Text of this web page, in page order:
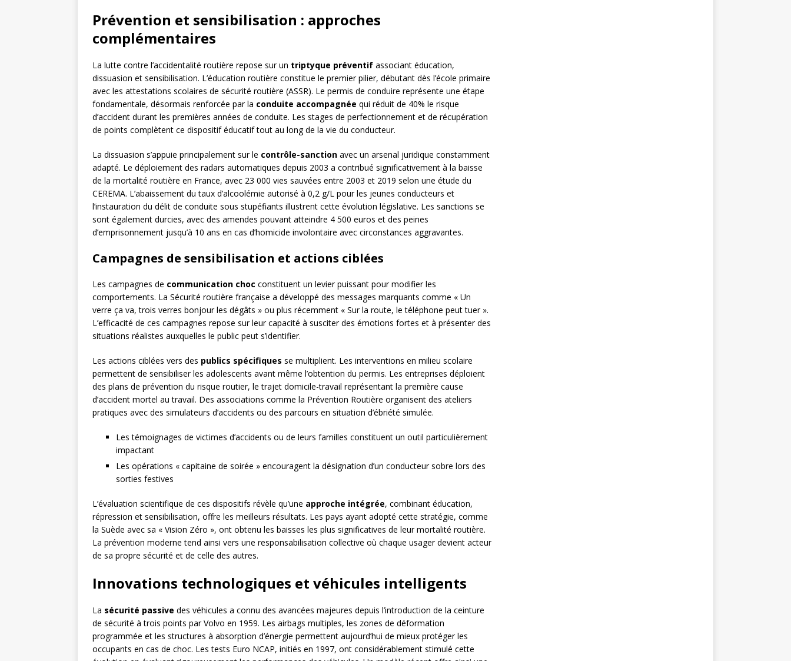
Prévention et sensibilisation : approches
complémentaires
La lutte contre l’accidentalité routière repose sur un triptyque préventif associant éducation,
dissuasion et sensibilisation. L’éducation routière constitue le premier pilier, débutant dès l’école primaire
avec les attestations scolaires de sécurité routière (ASSR). Le permis de conduire représente une étape
fondamentale, désormais renforcée par la conduite accompagnée qui réduit de 40% le risque
d’accident durant les premières années de conduite. Les stages de perfectionnement et de récupération
de points complètent ce dispositif éducatif tout au long de la vie du conducteur.
La dissuasion s’appuie principalement sur le contrôle-sanction avec un arsenal juridique constamment
adapté. Le déploiement des radars automatiques depuis 2003 a contribué significativement à la baisse
de la mortalité routière en France, avec 23 000 vies sauvées entre 2003 et 2019 selon une étude du
CEREMA. L’abaissement du taux d’alcoolémie autorisé à 0,2 g/L pour les jeunes conducteurs et
l’instauration du délit de conduite sous stupéfiants illustrent cette évolution législative. Les sanctions se
sont également durcies, avec des amendes pouvant atteindre 4 500 euros et des peines
d’emprisonnement jusqu’à 10 ans en cas d’homicide involontaire avec circonstances aggravantes.
Campagnes de sensibilisation et actions ciblées
Les campagnes de communication choc constituent un levier puissant pour modifier les
comportements. La Sécurité routière française a développé des messages marquants comme « Un
verre ça va, trois verres bonjour les dégâts » ou plus récemment « Sur la route, le téléphone peut tuer ».
L’efficacité de ces campagnes repose sur leur capacité à susciter des émotions fortes et à présenter des
situations réalistes auxquelles le public peut s’identifier.
Les actions ciblées vers des publics spécifiques se multiplient. Les interventions en milieu scolaire
permettent de sensibiliser les adolescents avant même l’obtention du permis. Les entreprises déploient
des plans de prévention du risque routier, le trajet domicile-travail représentant la première cause
d’accident mortel au travail. Des associations comme la Prévention Routière organisent des ateliers
pratiques avec des simulateurs d’accidents ou des parcours en situation d’ébriété simulée.
Les témoignages de victimes d’accidents ou de leurs familles constituent un outil particulièrement
impactant
Les opérations « capitaine de soirée » encouragent la désignation d’un conducteur sobre lors des
sorties festives
L’évaluation scientifique de ces dispositifs révèle qu’une approche intégrée, combinant éducation,
répression et sensibilisation, offre les meilleurs résultats. Les pays ayant adopté cette stratégie, comme
la Suède avec sa « Vision Zéro », ont obtenu les baisses les plus significatives de leur mortalité routière.
La prévention moderne tend ainsi vers une responsabilisation collective où chaque usager devient acteur
de sa propre sécurité et de celle des autres.
Innovations technologiques et véhicules intelligents
La sécurité passive des véhicules a connu des avancées majeures depuis l’introduction de la ceinture
de sécurité à trois points par Volvo en 1959. Les airbags multiples, les zones de déformation
programmée et les structures à absorption d’énergie permettent aujourd’hui de mieux protéger les
occupants en cas de choc. Les tests Euro NCAP, initiés en 1997, ont considérablement stimulé cette